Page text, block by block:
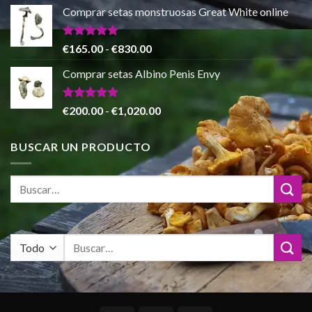
de 5
precios:
desde
€140.00
hasta
€745.00
Comprar setas monstruosas Great White online
Valorado
de 5
€165.00 - €830.00Rango
precios:
€165.00
€830.00
Comprar setas Albino Penis Envy
Valorado
€200.00 - €1,020.00Rango
precios:
desde
€200.00
BUSCAR UN PRODUCTO